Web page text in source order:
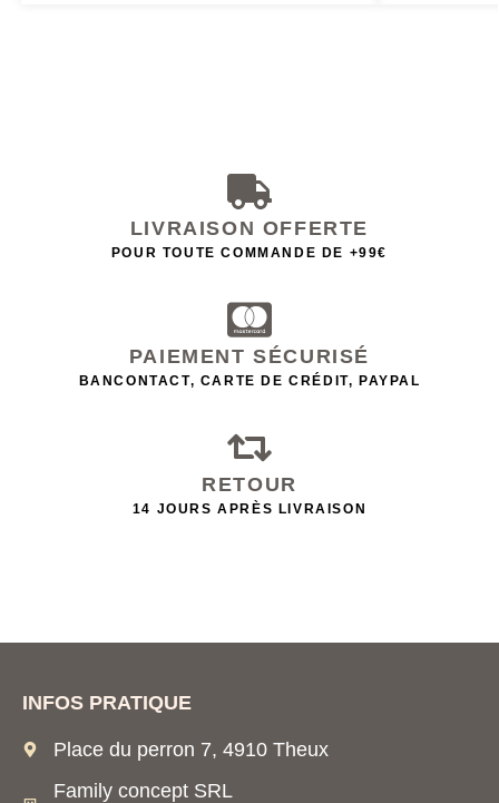
LIVRAISON OFFERTE
POUR TOUTE COMMANDE DE +99€
PAIEMENT SÉCURISÉ
BANCONTACT, CARTE DE CRÉDIT, PAYPAL
RETOUR
14 JOURS APRÈS LIVRAISON
INFOS PRATIQUE
Place du perron 7, 4910 Theux
Family concept SRL